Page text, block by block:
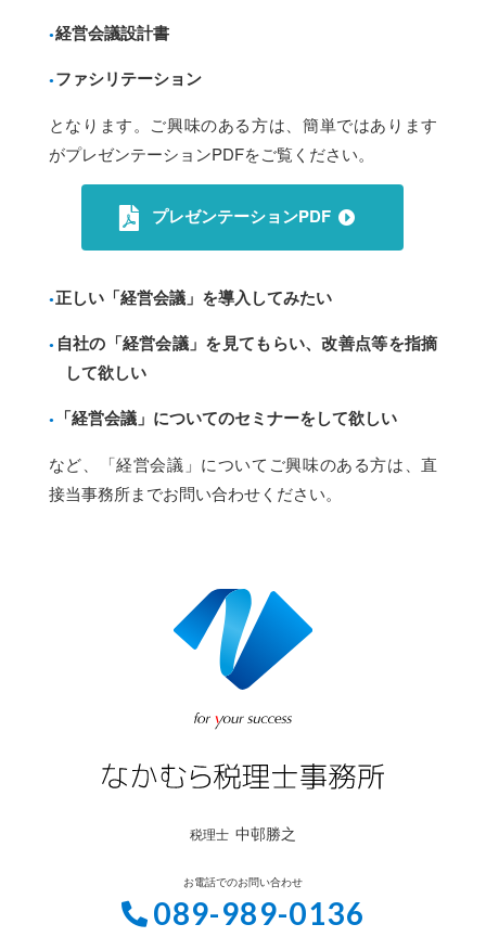
経営会議設計書
ファシリテーション
となります。ご興味のある方は、簡単ではあります
がプレゼンテーションPDFをご覧ください。
プレゼンテーションPDF
正しい「経営会議」を導入してみたい
自社の「経営会議」を見てもらい、改善点等を指摘
して欲しい
「経営会議」についてのセミナーをして欲しい
など、「経営会議」についてご興味のある方は、直
接当事務所までお問い合わせください。
税理士 中邨勝之
お電話でのお問い合わせ
089-989-0136